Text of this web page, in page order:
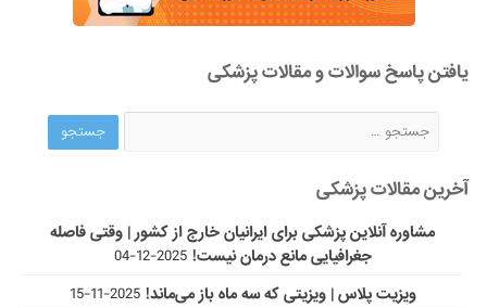
یافتن پاسخ سوالات و مقالات پزشکی
آخرین مقالات پزشکی
مشاوره آنلاین پزشکی برای ایرانیان خارج از کشور | وقتی فاصله
جغرافیایی مانع درمان نیست! 2025-12-04
ویزیت پلاس | ویزیتی که سه ماه باز می‌ماند! 2025-11-15